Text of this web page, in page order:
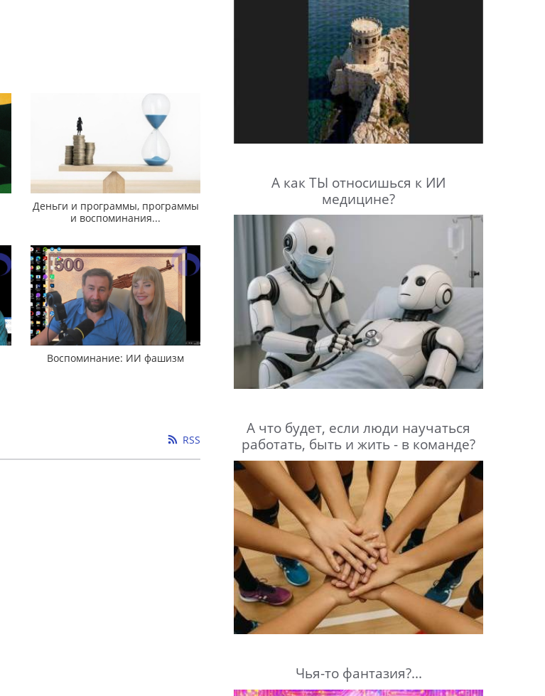
Деньги и программы, программы
и воспоминания...
Воспоминание: ИИ фашизм
RSS
А как ТЫ относишься к ИИ
медицине?
А что будет, если люди научаться
работать, быть и жить - в команде?
Чья-то фантазия?...